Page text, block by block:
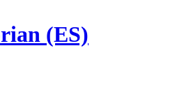
(ES)